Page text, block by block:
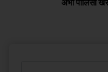
अभी पॉलिसी